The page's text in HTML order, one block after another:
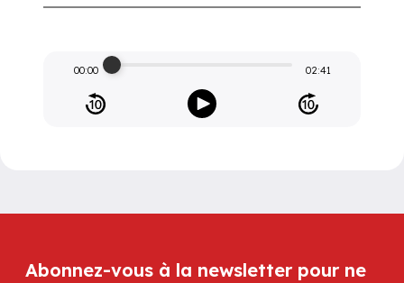
00:00 02:41
Abonnez-vous à la newsletter pour ne